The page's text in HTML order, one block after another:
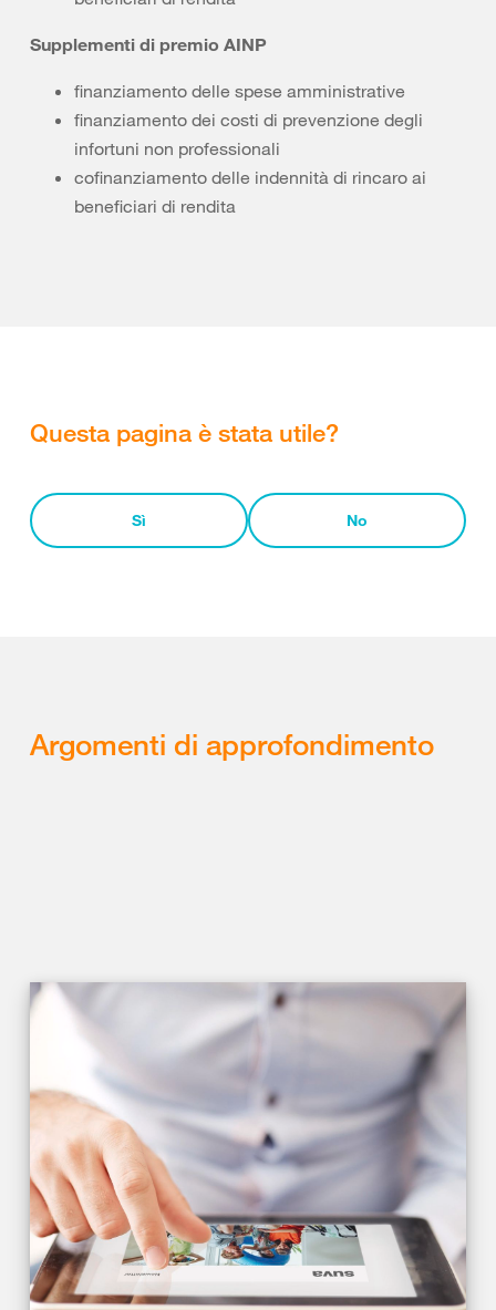
Supplementi di premio AINP
finanziamento delle spese amministrative
finanziamento dei costi di prevenzione degli
infortuni non professionali
cofinanziamento delle indennità di rincaro ai
beneficiari di rendita
Questa pagina è stata utile?
Sì No
Argomenti di approfondimento